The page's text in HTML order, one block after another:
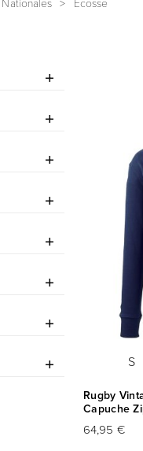
S
Rugby
Capuche
64,95 €